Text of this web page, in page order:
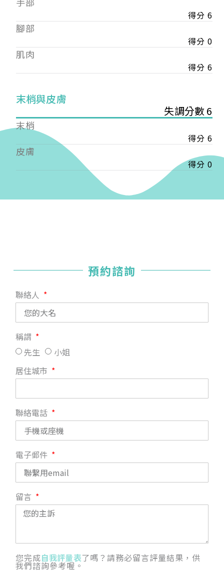
得分 6
腳部
得分 0
肌肉
得分 6
末梢與皮膚
失調分數 6
末梢
得分 6
皮膚
得分 0
預約諮詢
聯絡人
稱謂
先生
小姐
居住城市
聯絡電話
電子郵件
留言
您完成自我評量表了嗎？請務必留言評量結果，供
我們諮詢參考喔。
會審核通過後即通知您進行繳費，繳費資訊如下
【會費】
個人會員:
入會費新臺幣1200元，於會員入會時繳納；常年會
費1200元，於每年度繳納。
費3000元，於每年度繳納。
戶名: 社團法人台灣自律神經健康培訓暨發展協會
帳號: 003-03-501566-2
銀行: (013) 國泰世華 南京東路分行